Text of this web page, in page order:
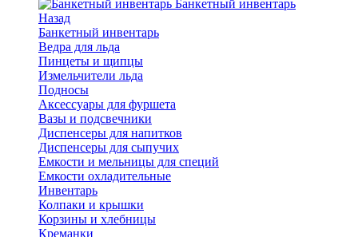
Банкетный инвентарь
Назад
Банкетный инвентарь
Ведра для льда
Пинцеты и щипцы
Измельчители льда
Подносы
Аксессуары для фуршета
Вазы и подсвечники
Диспенсеры для напитков
Диспенсеры для сыпучих
Емкости и мельницы для специй
Емкости охладительные
Инвентарь
Колпаки и крышки
Корзины и хлебницы
Креманки